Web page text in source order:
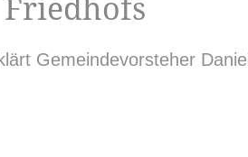
Gemeindevorsteher Daniel